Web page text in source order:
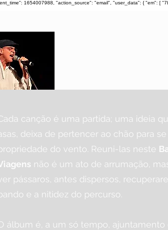
1654007988, "action_source": "email", "user_data": { "em":
canção é uma partida; uma ideia
deixa de pertencer ao chão para
do vento. Reuni-las neste
não é um ato de arrumação,
pássaros, antes dispersos,
e a nitidez do percurso.
álbum é, a um só tempo, ajuntamento